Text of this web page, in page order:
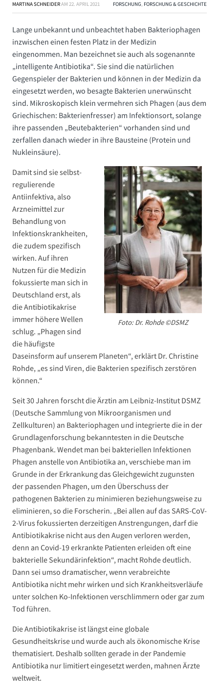
MARTINA SCHNEIDERAM 22. APRIL 2021 FORSCHUNG, FORSCHUNG & GESCHICHTE
Lange unbekannt und unbeachtet haben Bakteriophagen
inzwischen einen festen Platz in der Medizin
eingenommen. Man bezeichnet sie auch als sogenannte
„intelligente Antibiotika“. Sie sind die natürlichen
Gegenspieler der Bakterien und können in der Medizin da
eingesetzt werden, wo besagte Bakterien unerwünscht
sind. Mikroskopisch klein vermehren sich Phagen (aus dem
Griechischen: Bakterienfresser) am Infektionsort, solange
ihre passenden „Beutebakterien“ vorhanden sind und
zerfallen danach wieder in ihre Bausteine (Protein und
Nukleinsäure).
Foto: Dr. Rohde ©DSMZ
Damit sind sie selbst-
regulierende
Antiinfektiva, also
Arzneimittel zur
Behandlung von
Infektionskrankheiten,
die zudem spezifisch
wirken. Auf ihren
Nutzen für die Medizin
fokussierte man sich in
Deutschland erst, als
die Antibiotikakrise
immer höhere Wellen
schlug. „Phagen sind
die häufigste
Daseinsform auf unserem Planeten“, erklärt Dr. Christine
Rohde, „es sind Viren, die Bakterien spezifisch zerstören
können.“
Seit 30 Jahren forscht die Ärztin am Leibniz-Institut DSMZ
(Deutsche Sammlung von Mikroorganismen und
Zellkulturen) an Bakteriophagen und integrierte die in der
Grundlagenforschung bekanntesten in die Deutsche
Phagenbank. Wendet man bei bakteriellen Infektionen
Phagen anstelle von Antibiotika an, verschiebe man im
Grunde in der Erkrankung das Gleichgewicht zugunsten
der passenden Phagen, um den Überschuss der
pathogenen Bakterien zu minimieren beziehungsweise zu
eliminieren, so die Forscherin. „Bei allen auf das SARS-CoV-
2-Virus fokussierten derzeitigen Anstrengungen, darf die
Antibiotikakrise nicht aus den Augen verloren werden,
denn an Covid-19 erkrankte Patienten erleiden oft eine
bakterielle Sekundärinfektion“, macht Rohde deutlich.
Dann sei umso dramatischer, wenn verabreichte
Antibiotika nicht mehr wirken und sich Krankheitsverläufe
unter solchen Ko-Infektionen verschlimmern oder gar zum
Tod führen.
Die Antibiotikakrise ist längst eine globale
Gesundheitskrise und wurde auch als ökonomische Krise
thematisiert. Deshalb sollten gerade in der Pandemie
Antibiotika nur limitiert eingesetzt werden, mahnen Ärzte
weltweit.